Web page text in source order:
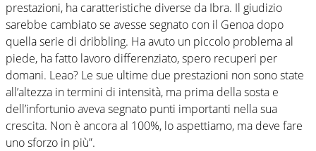
prestazioni, ha caratteristiche diverse da Ibra. Il giudizio
sarebbe cambiato se avesse segnato con il Genoa dopo
quella serie di dribbling. Ha avuto un piccolo problema al
piede, ha fatto lavoro differenziato, spero recuperi per
domani. Leao? Le sue ultime due prestazioni non sono state
all’altezza in termini di intensità, ma prima della sosta e
dell’infortunio aveva segnato punti importanti nella sua
crescita. Non è ancora al 100%, lo aspettiamo, ma deve fare
uno sforzo in più”.